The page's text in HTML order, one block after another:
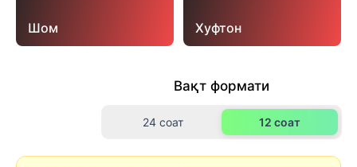
Шом Хуфтон
Вақт формати
24 соат 12 соат